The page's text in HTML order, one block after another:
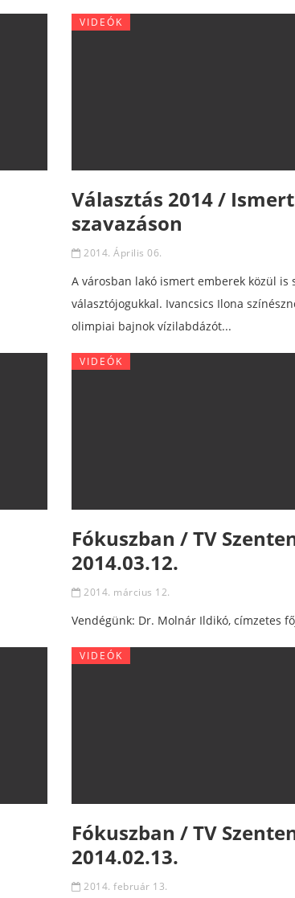
VIDEÓK
Választás 2014 /
szavazáson
2014. Április 06.
A városban lakó ismert emberek közül is
választójogukkal. Ivancsics Ilona
olimpiai bajnok vízilabdázót...
VIDEÓK
Fókuszban / TV
2014.03.12.
2014. március 12.
Vendégünk: Dr. Molnár Ildikó, címzetes
VIDEÓK
Fókuszban / TV
2014.02.13.
2014. február 13.